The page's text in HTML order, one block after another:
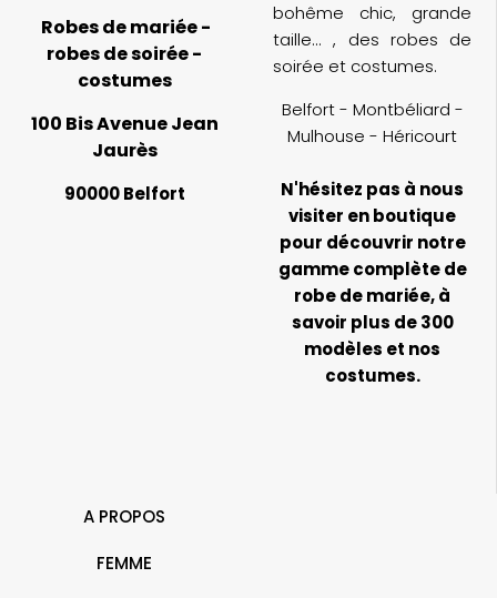
Robes de mariée -
robes de soirée -
costumes
100 Bis Avenue Jean
Jaurès
90000 Belfort
bohême chic, grande
taille... , des robes de
soirée et costumes.
Belfort - Montbéliard -
Mulhouse - Héricourt
N'hésitez pas à nous
visiter en boutique
pour découvrir notre
gamme complète de
robe de mariée, à
savoir plus de 300
modèles et nos
costumes.
A PROPOS
FEMME